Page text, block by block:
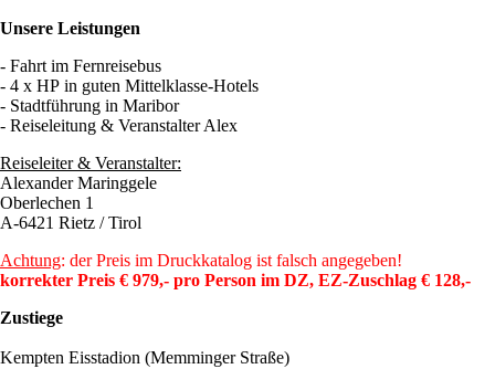
Unsere Leistungen
- Fahrt im Fernreisebus
- 4 x HP in guten Mittelklasse-Hotels
- Stadtführung in Maribor
- Reiseleitung & Veranstalter Alex
Reiseleiter & Veranstalter:
Alexander Maringgele
Oberlechen 1
A-6421 Rietz / Tirol
Achtung: der Preis im Druckkatalog ist falsch angegeben!
korrekter Preis € 979,- pro Person im DZ, EZ-Zuschlag € 128,-
Zustiege
Kempten Eisstadion (Memminger Straße)